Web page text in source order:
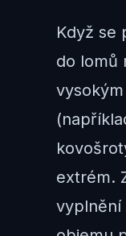
Když se
do lomů
extrém.
vyplnění